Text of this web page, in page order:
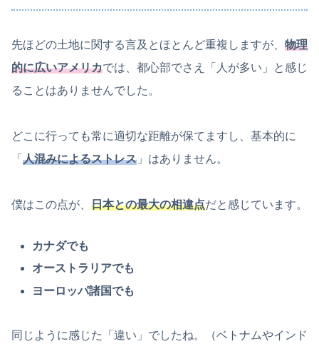
先ほどの土地に関する言及とほとんど重複しますが、 物理
的に広いアメリカでは、都心部でさえ「人が多い」と感じ
ることはありませんでした。
どこに行っても常に適切な距離が保てますし、基本的に
「 人混みによるストレス 」はありません。
僕はこの点が、 日本との最大の相違点だと感じています。
カナダでも
オーストラリアでも
ヨーロッパ諸国でも
同じように感じた「違い」でしたね。（ベトナムやインド